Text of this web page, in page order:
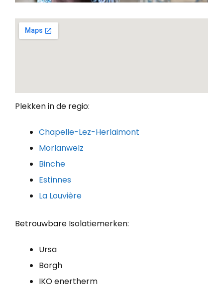
Plekken in de regio:
Chapelle-Lez-Herlaimont
Morlanwelz
Binche
Estinnes
La Louvière
Betrouwbare Isolatiemerken:
Ursa
Borgh
IKO enertherm